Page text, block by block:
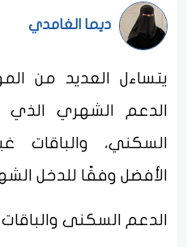
ديما الغامدي
يتساءل العديد من
الدعم الشهري الذي
السكني، والباقات
الأفضل وفقًا للدخل
الدعم السكنى